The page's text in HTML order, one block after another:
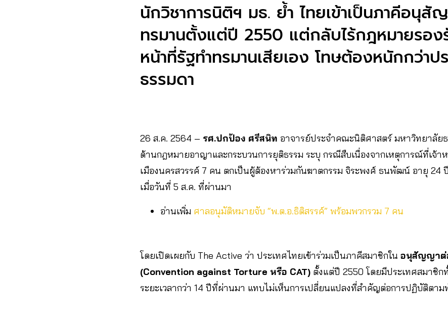
นักวิชาการนิติฯ มธ. ย้ำ ไทยเข้าเป็นภาคีอนุ
ทรมานตั้งแต่ปี 2550 แต่กลับไร้กฎหมายรอง
หน้าที่รัฐทำทรมานเสียเอง โทษต้องหนักกว่าป
ธรรมดา
26 ส.ค. 2564 – รศ.ปกป้อง ศรีสนิท อาจารย์ประจำคณะนิติศาสตร์ มหาวิทยาลัย
ด้านกฎหมายอาญาและกระบวนการยุติธรรม ระบุ กรณีสืบเนื่องจากเหตุการณ์ที่เจ้า
เมืองนครสวรรค์ 7 คน ตกเป็นผู้ต้องหาร่วมกันฆาตกรรม จิระพงศ์ ธนพัฒน์ อายุ 24
เมื่อวันที่ 5 ส.ค. ที่ผ่านมา
อ่านเพิ่ม ศาลอนุมัติหมายจับ “พ.ต.อ.ธิติสรรค์” พร้อมพวกรวม 7 คน
โดยเปิดเผยกับ The Active ว่า ประเทศไทยเข้าร่วมเป็นภาคีสมาชิกใน อนุสัญญาต่
(Convention against Torture หรือ CAT) ตั้งแต่ปี 2550 โดยมีประเทศสมาชิก
ระยะเวลากว่า 14 ปีที่ผ่านมา แทบไม่เห็นการเปลี่ยนแปลงที่สำคัญต่อการปฏิบัติตา